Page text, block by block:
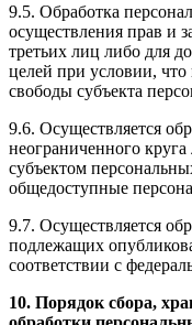
9.5. Обработка
осуществления прав и
третьих лиц либо для
целей при условии,
свободы субъекта
9.6. Осуществляется
неограниченного
субъектом
общедоступные
9.7. Осуществляется
подлежащих
соответствии с
10. Порядок сбора,